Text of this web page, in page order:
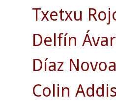
Txetxu
Delfín
Díaz
Colin